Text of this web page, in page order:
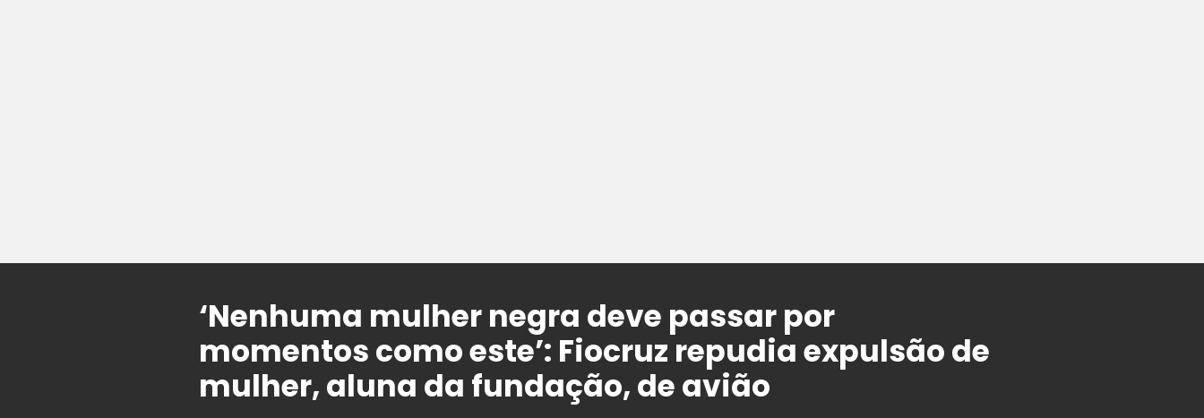
‘Nenhuma mulher negra deve passar por
momentos como este’: Fiocruz repudia expulsão de
mulher, aluna da fundação, de avião